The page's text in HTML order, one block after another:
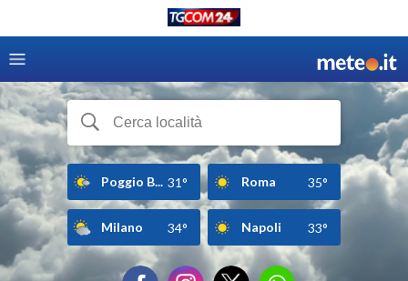
Poggio B... 31° Roma 35°
Milano 34° Napoli 33°